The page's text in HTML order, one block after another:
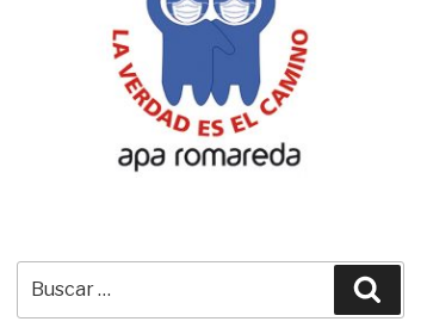
por: